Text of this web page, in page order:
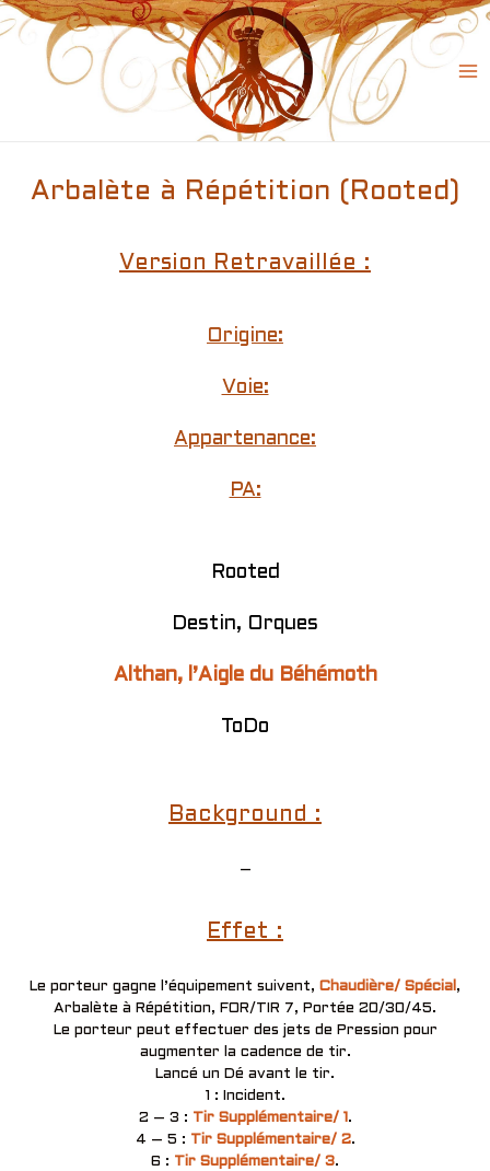
Skip
to
content
Arbalète à Répétition (Rooted)
Version Retravaillée :
Origine:
Voie:
Appartenance:
PA:
Rooted
Destin, Orques
Althan, l’Aigle du Béhémoth
ToDo
Background :
–
Effet :
Le porteur gagne l’équipement suivent, Chaudière/ Spécial ,
Arbalète à Répétition, FOR/TIR 7, Portée 20/30/45.
Le porteur peut effectuer des jets de Pression pour
augmenter la cadence de tir.
Lancé un Dé avant le tir.
1 : Incident.
2 – 3 : Tir Supplémentaire/ 1 .
4 – 5 : Tir Supplémentaire/ 2.
6 : Tir Supplémentaire/ 3.